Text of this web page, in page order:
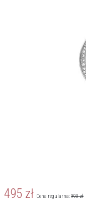
495 zł Cena regularna:990zł